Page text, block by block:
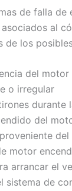
de falla de
al
de los
del motor
o irregular
durante
del
motor
arrancar el
sistema de